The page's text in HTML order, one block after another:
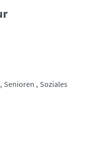
Senioren
Soziales